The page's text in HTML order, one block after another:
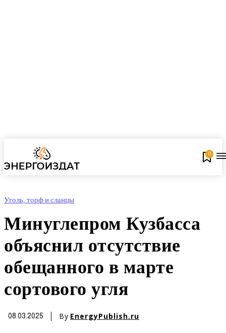
0
Уголь, торф и сланцы
Минуглепром Кузбасса
объяснил отсутствие
обещанного в марте
сортового угля
08.03.2025 By EnergyPublish.ru